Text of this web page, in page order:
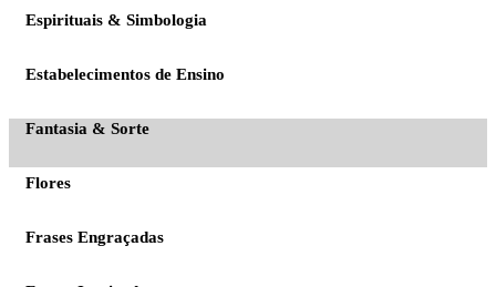
Espirituais & Simbologia
Estabelecimentos de Ensino
Fantasia & Sorte
Flores
Frases Engraçadas